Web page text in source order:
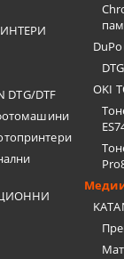
DTF
OKI